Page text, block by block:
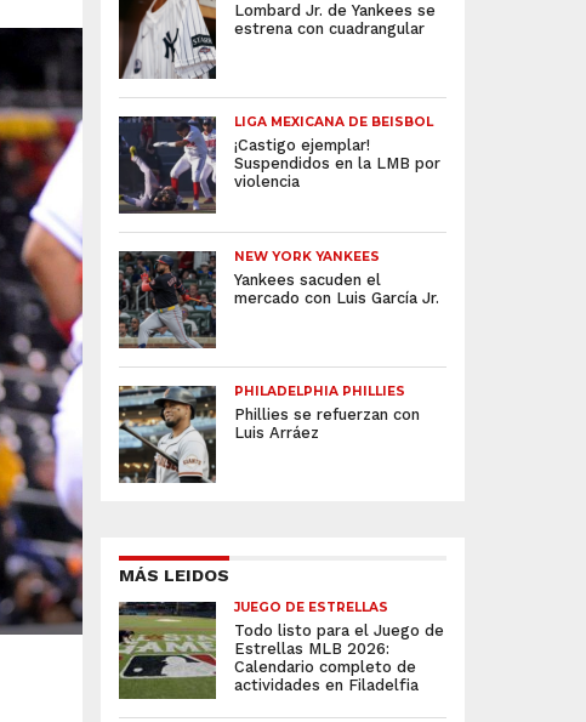
Lombard Jr. de Yankees se
estrena con cuadrangular
LIGA MEXICANA DE BEISBOL
¡Castigo ejemplar!
Suspendidos en la LMB por
violencia
NEW YORK YANKEES
Yankees sacuden el
mercado con Luis García Jr.
PHILADELPHIA PHILLIES
Phillies se refuerzan con
Luis Arráez
MÁS LEIDOS
JUEGO DE ESTRELLAS
Todo listo para el Juego de
Estrellas MLB 2026:
Calendario completo de
actividades en Filadelfia